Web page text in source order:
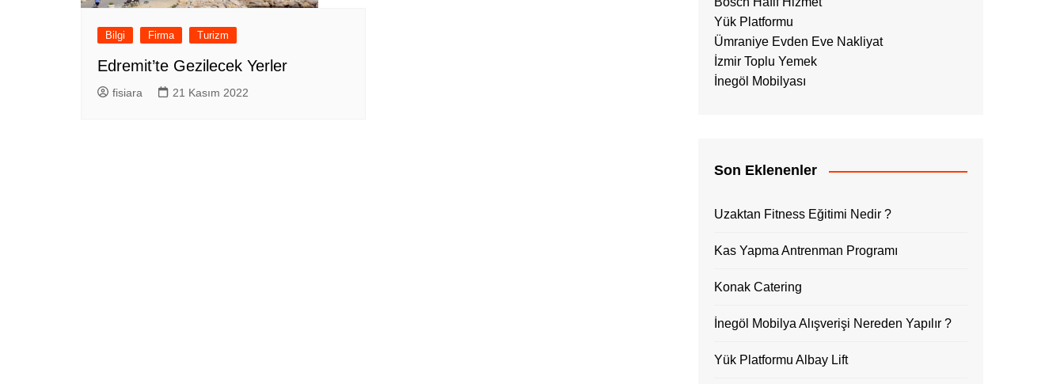
Bilgi Firma Turizm
Edremit’te Gezilecek Yerler
fisiara 21 Kasım 2022
Yük Platformu
Ümraniye Evden Eve Nakliyat
İzmir Toplu Yemek
İnegöl Mobilyası
Son Eklenenler
Uzaktan Fitness Eğitimi Nedir ?
Kas Yapma Antrenman Programı
Konak Catering
İnegöl Mobilya Alışverişi Nereden Yapılır ?
Yük Platformu Albay Lift